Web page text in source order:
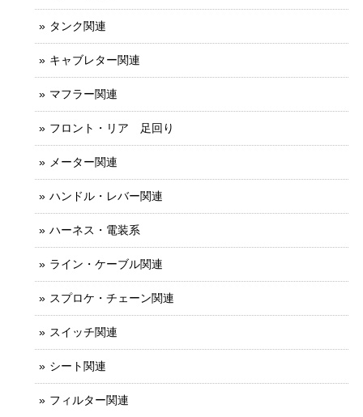
タンク関連
キャブレター関連
マフラー関連
フロント・リア 足回り
メーター関連
ハンドル・レバー関連
ハーネス・電装系
ライン・ケーブル関連
スプロケ・チェーン関連
スイッチ関連
シート関連
フィルター関連